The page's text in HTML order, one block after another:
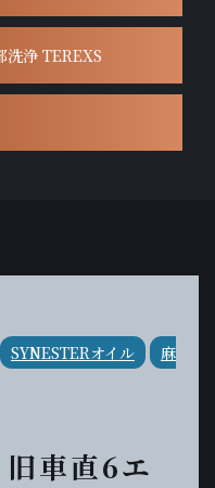
洗浄 TEREXS
SYNESTERオイル
麻
車直6エ